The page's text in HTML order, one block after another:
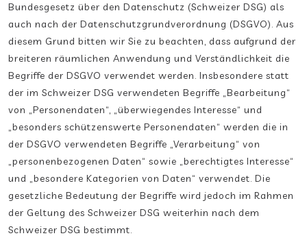
Bundesgesetz über den Datenschutz (Schweizer DSG) als
auch nach der Datenschutzgrundverordnung (DSGVO). Aus
diesem Grund bitten wir Sie zu beachten, dass aufgrund der
breiteren räumlichen Anwendung und Verständlichkeit die
Begriffe der DSGVO verwendet werden. Insbesondere statt
der im Schweizer DSG verwendeten Begriffe „Bearbeitung“
von „Personendaten“, „überwiegendes Interesse“ und
„besonders schützenswerte Personendaten“ werden die in
der DSGVO verwendeten Begriffe „Verarbeitung“ von
„personenbezogenen Daten“ sowie „berechtigtes Interesse“
und „besondere Kategorien von Daten“ verwendet. Die
gesetzliche Bedeutung der Begriffe wird jedoch im Rahmen
der Geltung des Schweizer DSG weiterhin nach dem
Schweizer DSG bestimmt.